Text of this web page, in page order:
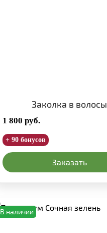
Заколка в волосы
1 800 руб.
+ 90 бонусов
Заказать
В наличии